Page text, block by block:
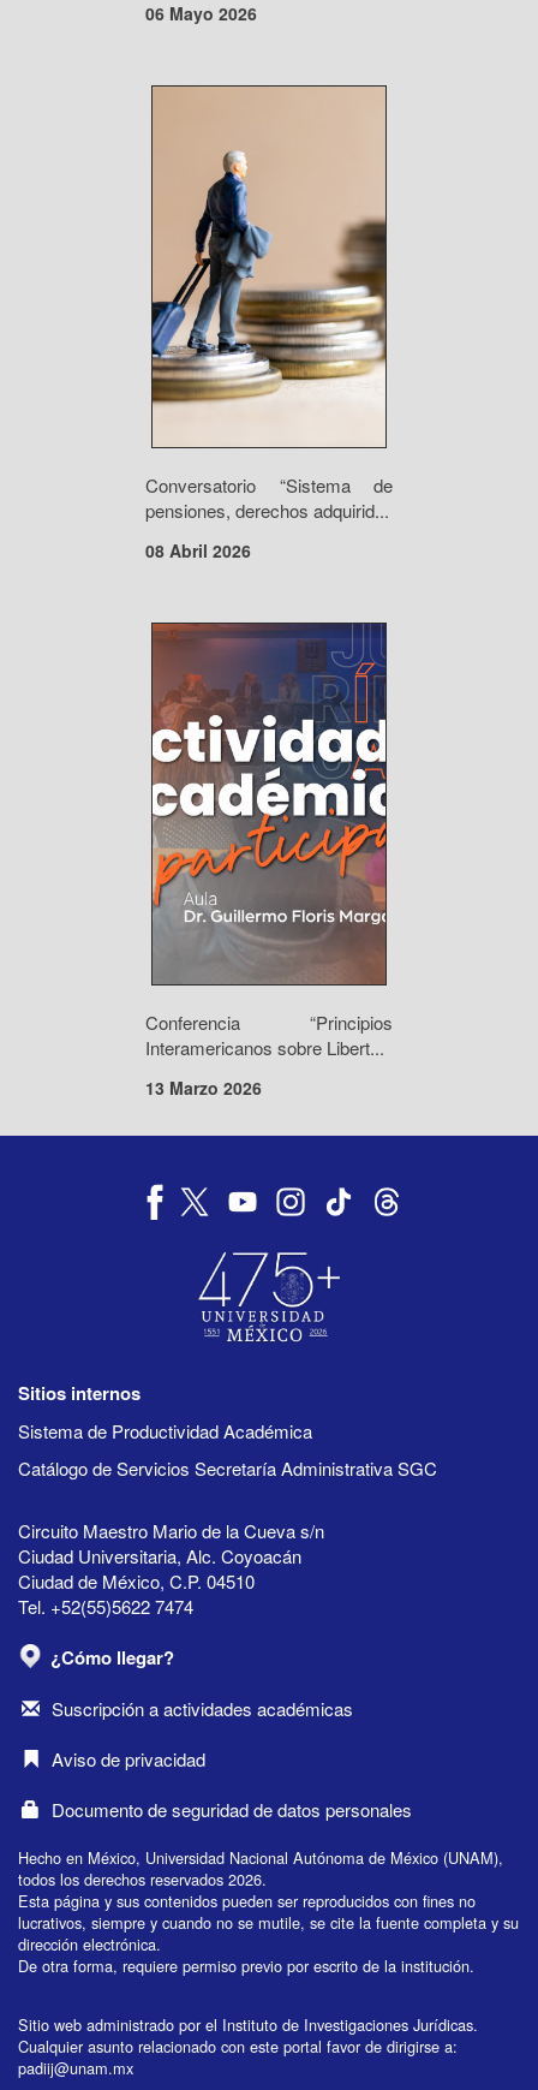
06 Mayo 2026
Conversatorio “Sistema de
pensiones, derechos adquirid...
08 Abril 2026
Conferencia “Principios
Interamericanos sobre Libert...
13 Marzo 2026
Sitios internos
Sistema de Productividad Académica
Catálogo de Servicios Secretaría Administrativa SGC
Circuito Maestro Mario de la Cueva s/n
Ciudad Universitaria, Alc. Coyoacán
Ciudad de México, C.P. 04510
Tel. +52(55)5622 7474
¿Cómo llegar?
Suscripción a actividades académicas
Aviso de privacidad
Documento de seguridad de datos personales
Hecho en México, Universidad Nacional Autónoma de México (UNAM),
todos los derechos reservados 2026.
Esta página y sus contenidos pueden ser reproducidos con fines no
lucrativos, siempre y cuando no se mutile, se cite la fuente completa y su
dirección electrónica.
De otra forma, requiere permiso previo por escrito de la institución.
Sitio web administrado por el Instituto de Investigaciones Jurídicas.
Cualquier asunto relacionado con este portal favor de dirigirse a:
padiij@unam.mx